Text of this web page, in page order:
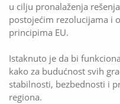
u cilju pronalaženja
postojećim rezolucijama i
principima EU.
Istaknuto je da bi
kako za budućnost svih
stabilnosti, bezbednosti i
regiona.